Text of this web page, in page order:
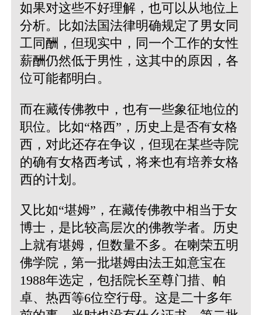
如果对这些不好理解，也可以从地位上
分析。比如法国法律明确规定了男女同
工同酬，但现实中，同一个工作的女性
薪酬仍然低于男性，这其中的原因，各
位可能都明白。
而在藏传佛教中，也有一些象征地位的
职位。比如“格西”，历史上是否有女格
西，对此还存在争议，但现在某些寺院
的确有女格西考试，将来也有培养女格
西的计划。
又比如“堪姆”，在藏传佛教中相当于女
博士，是比较高层次的佛教学者。历史
上就有堪姆，但数量不多。在喇荣五明
佛学院，第一批堪姆由法王如意宝在
1988年选定，包括院长至尊门措、帕
卓、热西等6位空行母。这是二十多年